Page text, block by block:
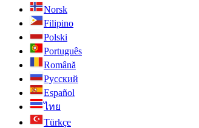
Norsk
Filipino
Polski
Português
Română
Русский
Español
ไทย
Türkçe